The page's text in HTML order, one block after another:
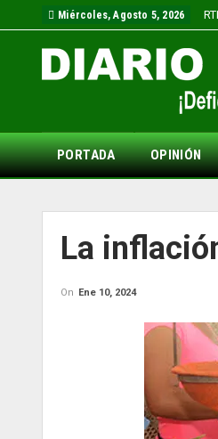
Miércoles, Agosto 5, 2026
PORTADA OPINIÓN
La
On Ene 10, 2024